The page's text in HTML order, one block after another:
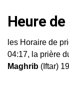
Heure
les Horaire de
04:17, la prière
Maghrib (Iftar)